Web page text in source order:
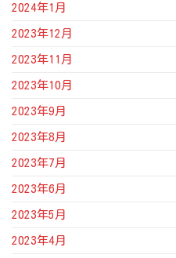
2024年1月
2023年12月
2023年11月
2023年10月
2023年9月
2023年8月
2023年7月
2023年6月
2023年5月
2023年4月